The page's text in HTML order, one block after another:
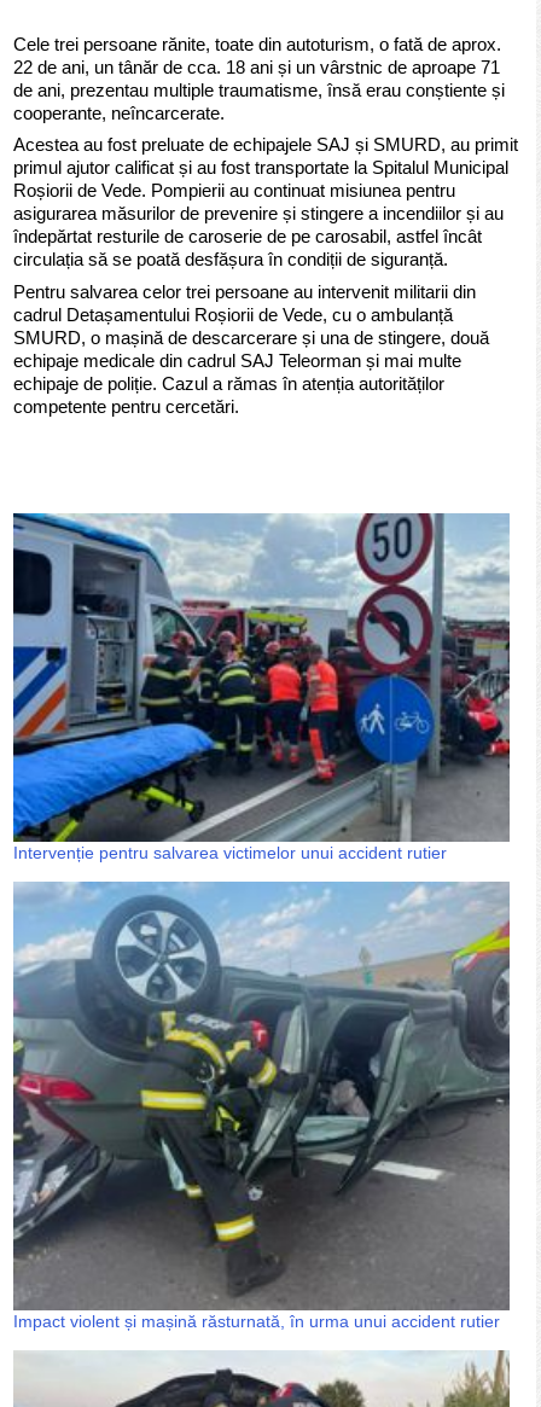
Cele trei persoane rănite, toate din autoturism, o fată de aprox.
22 de ani, un tânăr de cca. 18 ani și un vârstnic de aproape 71
de ani, prezentau multiple traumatisme, însă erau conștiente și
cooperante, neîncarcerate.
Acestea au fost preluate de echipajele SAJ și SMURD, au primit
primul ajutor calificat și au fost transportate la Spitalul Municipal
Roșiorii de Vede. Pompierii au continuat misiunea pentru
asigurarea măsurilor de prevenire și stingere a incendiilor și au
îndepărtat resturile de caroserie de pe carosabil, astfel încât
circulația să se poată desfășura în condiții de siguranță.
Pentru salvarea celor trei persoane au intervenit militarii din
cadrul Detașamentului Roșiorii de Vede, cu o ambulanță
SMURD, o mașină de descarcerare și una de stingere, două
echipaje medicale din cadrul SAJ Teleorman și mai multe
echipaje de poliție. Cazul a rămas în atenția autorităților
competente pentru cercetări.
Intervenție pentru salvarea victimelor unui accident rutier
Impact violent și mașină răsturnată, în urma unui accident rutier